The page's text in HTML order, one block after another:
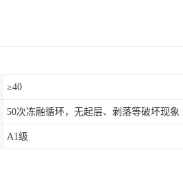
≥40
50次冻融循环，无起层、剥落等破坏现象
A1级